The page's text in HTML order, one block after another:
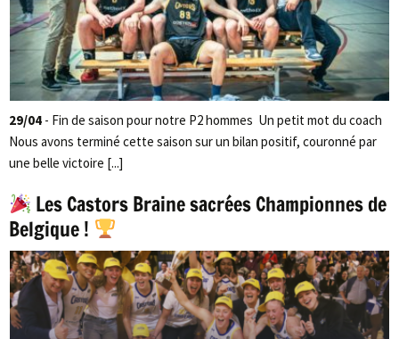
29/04 - Fin de saison pour notre P2 hommes Un petit mot du coach
Nous avons terminé cette saison sur un bilan positif, couronné par
une belle victoire [...]
Les Castors Braine sacrées Championnes de
Belgique !